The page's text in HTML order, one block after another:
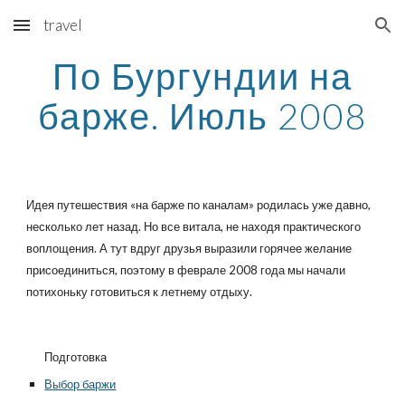
Skip to main content Skip to navigation
travel
По Бургундии на
барже. Июль 2008
Идея путешествия «на барже по каналам» родилась уже давно,
несколько лет назад. Но все витала, не находя практического
воплощения. А тут вдруг друзья выразили горячее желание
присоединиться, поэтому в феврале 2008 года мы начали
потихоньку готовиться к летнему отдыху.
Подготовка
Выбор баржи